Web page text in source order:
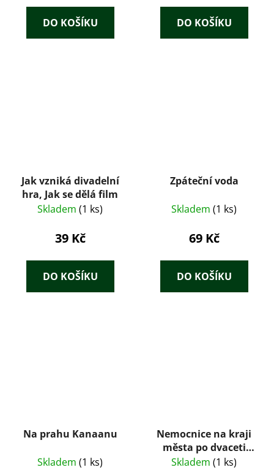
DO KOŠÍKU DO KOŠÍKU
Jak vzniká divadelní
hra, Jak se dělá film
Skladem (1 ks)
39 Kč
DO KOŠÍKU
Zpáteční voda
Skladem (1 ks)
69 Kč
DO KOŠÍKU
Na prahu Kanaanu
Skladem (1 ks)
Nemocnice na kraji
města po dvaceti
letech : televizní
Skladem (1 ks)